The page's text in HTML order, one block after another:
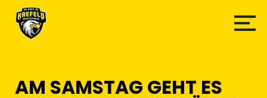
AM SAMSTAG GEHT ES